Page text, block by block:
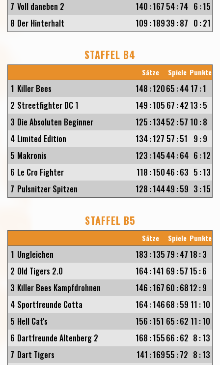
7 Voll daneben 2 140 :167 54:74 6 :15
8 Der Hinterhalt 109 :18939 :87 0 :21
STAFFEL B4
Sätze Spiele Punkte
1 Killer Bees 148 :12065 :44 17 :1
2 Streetfighter DC 1 149 :105 67 :42 13 :5
3 Die Absoluten Beginner 125 :13452 :57 10 :8
4 Limited Edition 134:127 57 :51 9 :9
5 Makronis 123 :14544:64 6 :12
6 Le Cro Fighter 118 :15046 :63 5 :13
7 Pulsnitzer Spitzen 128 :14449 :59 3 :15
STAFFEL B5
Sätze Spiele Punkte
1 Ungleichen 183 :135 79 :47 18 :3
2 Old Tigers 2.0 164:141 69 :57 15 :6
3 Killer Bees Kampfdrohnen 146 :167 60 :6812 :9
4 Sportfreunde Cotta 164:14668 :59 11 :10
5 Hell Cat's 156 :151 65 :62 11 :10
6 Dartfreunde Altenberg 2 168 :15566 :62 8 :13
7 Dart Tigers 141 :16955 :72 8 :13